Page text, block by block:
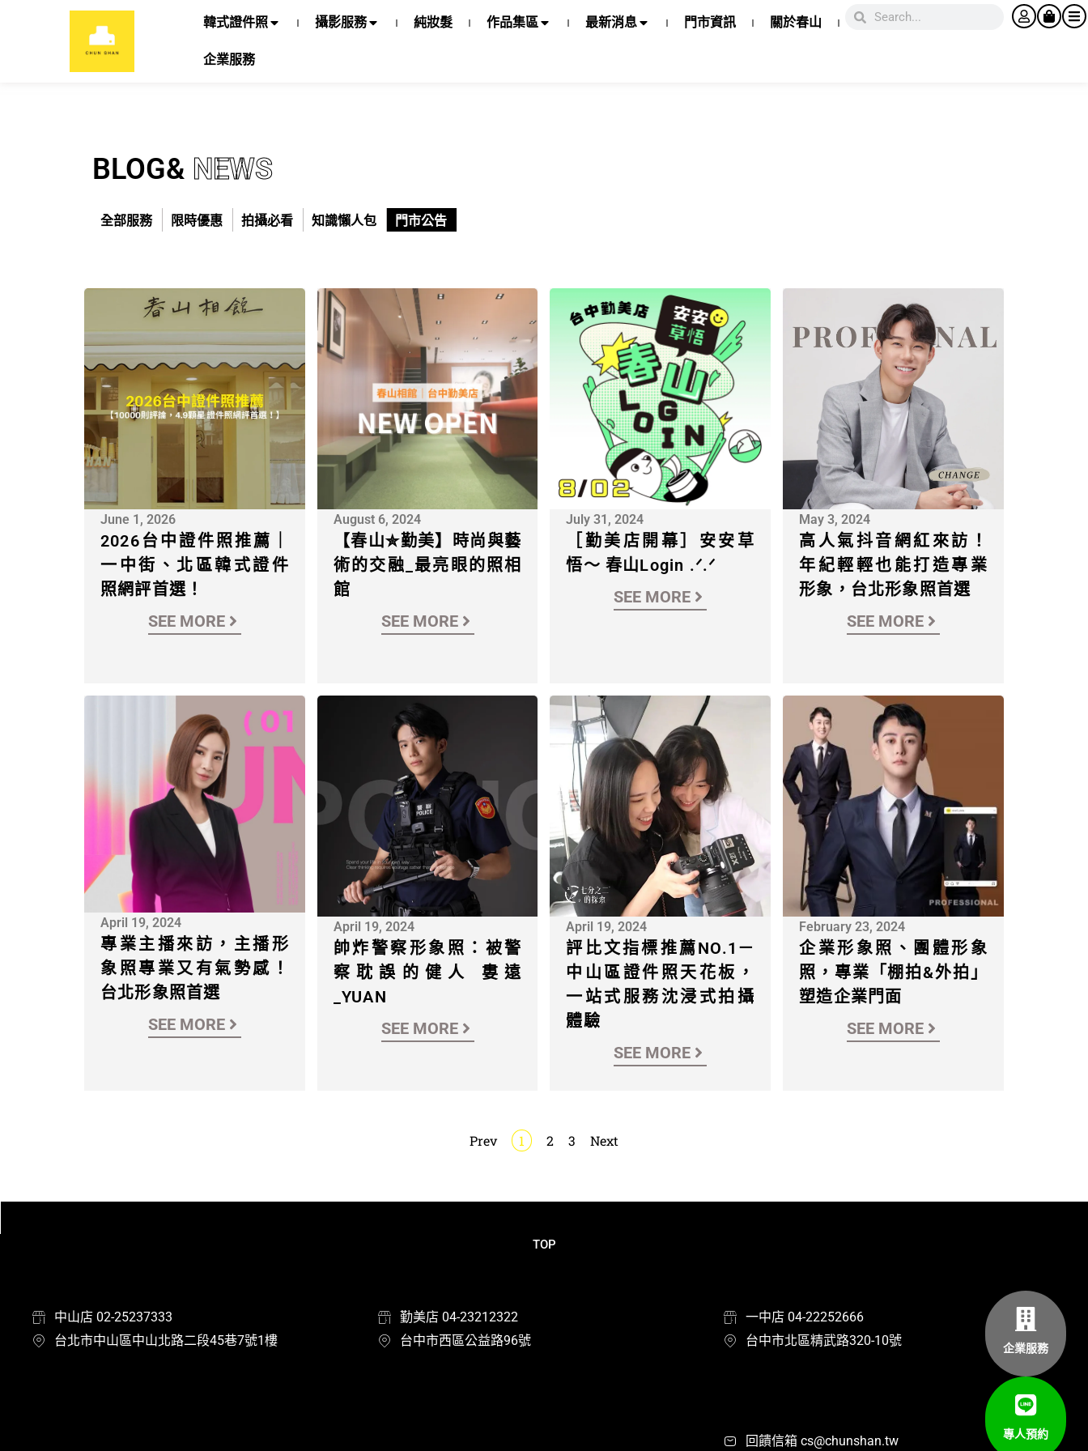
韓式證件照 攝影服務 純妝髮 作品集區 最新消息 門市資訊 關於春山
企業服務
BLOG& NEWS
限時優惠 拍攝必看 知識懶人包 門市公告
全部服務
June 1, 2026
2026台中證件照推薦｜
一中街、北區韓式證件
照網評首選！
SEE MORE
August 6, 2024
【春山✮勤美】時尚與藝
術的交融_最亮眼的照相
館
SEE MORE
July 31, 2024
［勤美店開幕］安安草
悟～ 春山Login .ᐟ‪‪.ᐟ
SEE MORE
May 3, 2024
高人氣抖音網紅來訪！
年紀輕輕也能打造專業
形象，台北形象照首選
SEE MORE
April 19, 2024
專業主播來訪，主播形
象照專業又有氣勢感！
台北形象照首選
SEE MORE
April 19, 2024
帥炸警察形象照：被警
察耽誤的健人 婁遠
_YUAN
SEE MORE
April 19, 2024
評比文指標推薦NO.1－
中山區證件照天花板，
一站式服務沈浸式拍攝
體驗
SEE MORE
February 23, 2024
企業形象照、團體形象
照，專業「棚拍&外拍」
塑造企業門面
SEE MORE
Prev 1 2 3 Next
企業服務
專人預約
TOP
中山店 02-25237333
台北市中山區中山北路二段45巷7號1樓
勤美店 04-23212322
台中市西區公益路96號
一中店 04-22252666
台中市北區精武路320-10號
回饋信箱 cs@chunshan.tw